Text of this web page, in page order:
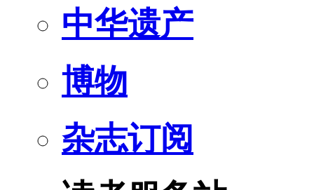
中华遗产
博物
杂志订阅